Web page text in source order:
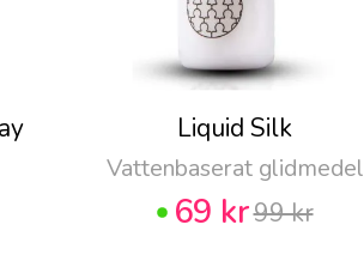
Liquid Silk
Vattenbaserat glidmedel
69 kr99 kr